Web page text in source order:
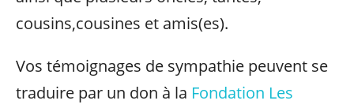
cousins,cousines et amis(es).
Vos témoignages de sympathie peuvent se
traduire par un don à la Fondation Les